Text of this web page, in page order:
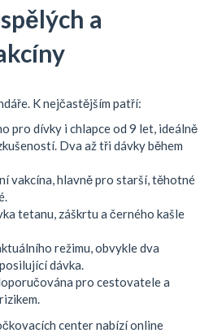
a
K nejčastějším patří:
pro dívky i chlapce od 9 let, ideálně
Dva až tři dávky během
vakcína, hlavně pro starší, těhotné
tetanu, záškrtu a černého kašle
režimu, obvykle dva
dávka.
pro cestovatele a
center nabízí online